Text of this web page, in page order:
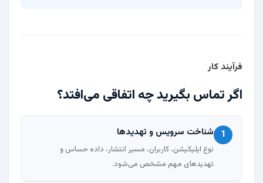
فرآیند کار
اگر تماس بگیرید چه اتفاقی می‌افتد؟
1 شناخت سرویس و تهدیدها
نوع اپلیکیشن، کاربران، مسیر انتشار، داده حساس و
تهدیدهای مهم مشخص می‌شود.